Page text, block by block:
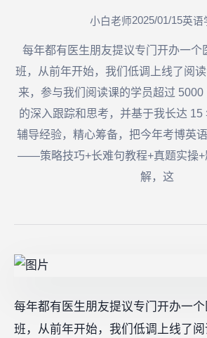
小白老师2025/01/15英语
每年都有医生朋友提议专门开办一个
班，从前年开始，我们低调上线了阅
来，参与我们阅读课的学员超过
的深入跟踪和思考，并基于我长达 15
辅导经验，精心筹备，把今年考博英
——策略技巧+长难句教程+真题实操+
解，这
每年都有医生朋友提议专门开办一
班，从前年开始，我们低调上线了阅